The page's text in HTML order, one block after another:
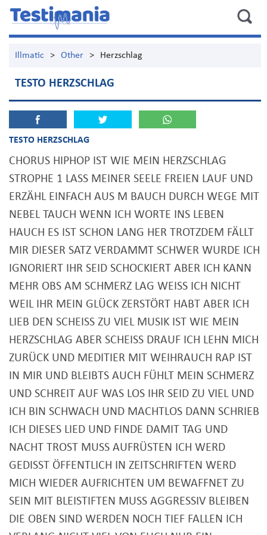
Illmatic > Other > Herzschlag
TESTO HERZSCHLAG
TESTO HERZSCHLAG
CHORUS HIPHOP IST WIE MEIN HERZSCHLAG
STROPHE 1 LASS MEINER SEELE FREIEN LAUF UND
ERZÄHL EINFACH AUS M BAUCH DURCH WEGE MIT
NEBEL TAUCH WENN ICH WORTE INS LEBEN
HAUCH ES IST SCHON LANG HER TROTZDEM FÄLLT
MIR DIESER SATZ VERDAMMT SCHWER WURDE ICH
IGNORIERT IHR SEID SCHOCKIERT ABER ICH KANN
MEHR OBS AM SCHMERZ LAG WEISS ICH NICHT
WEIL IHR MEIN GLÜCK ZERSTÖRT HABT ABER ICH
LIEB DEN SCHEISS ZU VIEL MUSIK IST WIE MEIN
HERZSCHLAG ABER SCHEISS DRAUF ICH LEHN MICH
ZURÜCK UND MEDITIER MIT WEIHRAUCH RAP IST
IN MIR UND BLEIBTS AUCH FÜHLT MEIN SCHMERZ
UND SCHREIT AUF WAS LOS IHR SEID ZU VIEL UND
ICH BIN SCHWACH UND MACHTLOS DANN SCHRIEB
ICH DIESES LIED UND FINDE DAMIT TAG UND
NACHT TROST MUSS AUFRÜSTEN ICH WERD
GEDISST ÖFFENTLICH IN ZEITSCHRIFTEN WERD
MICH WIEDER AUFRICHTEN UM BEWAFFNET ZU
SEIN MIT BLEISTIFTEN MUSS AGGRESSIV BLEIBEN
DIE OBEN SIND WERDEN NOCH TIEF FALLEN ICH